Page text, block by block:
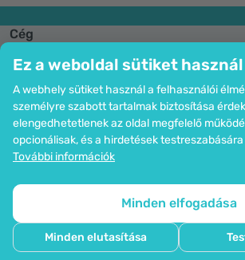
Ez a weboldal sütiket használ
A webhely sütiket használ a felhasználói
személyre szabott tartalmak biztosítása
elengedhetetlenek az oldal megfelelő
opcionálisak, és a hirdetések
További információk
Minden elfogadása
Minden elutasítása
Cég
Csatlakozzon hozzánk
Segítség és megrendelések
Bankkártyás fizetési lehetőség. A személyes
SSL titkosítással.
Az oldal térképe